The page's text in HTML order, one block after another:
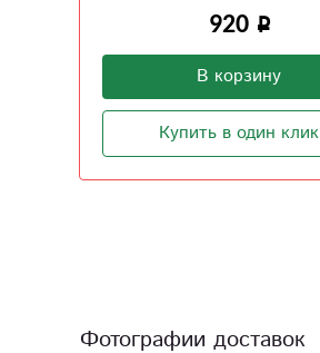
920
В корзину
Купить в один клик
Фотографии доставок